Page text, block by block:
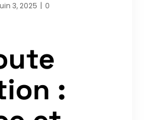
3, 2025 | 0
: